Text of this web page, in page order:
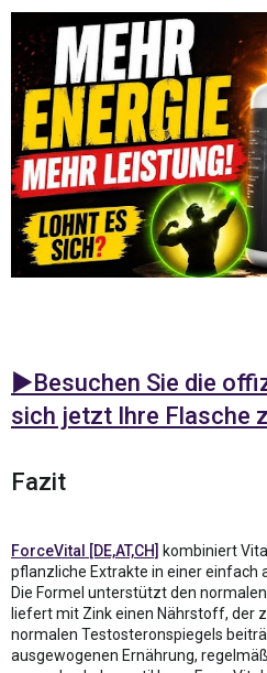
►Besuchen Sie die
sich jetzt Ihre Flasche
Fazit
ForceVital [DE,AT,CH] kombiniert
pflanzliche Extrakte in einer einfach
Die Formel unterstützt den
liefert mit Zink einen Nährstoff, der
normalen Testosteronspiegels
ausgewogenen Ernährung,